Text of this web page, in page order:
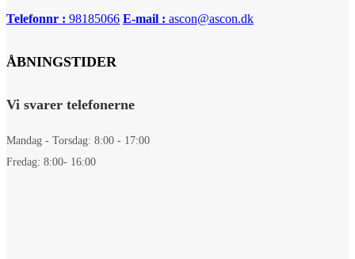
Telefonnr : 98185066 E-mail : ascon@ascon.dk
ÅBNINGSTIDER
Vi svarer telefonerne
Mandag - Torsdag: 8:00 - 17:00
Fredag: 8:00- 16:00